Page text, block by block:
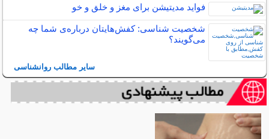
فواید مدیتیشن برای مغز و خلق و خو
شخصیت شناسی: کفش‌هایتان درباره‌ی شما چه
می‌گویند؟
سایر مطالب روانشناسی